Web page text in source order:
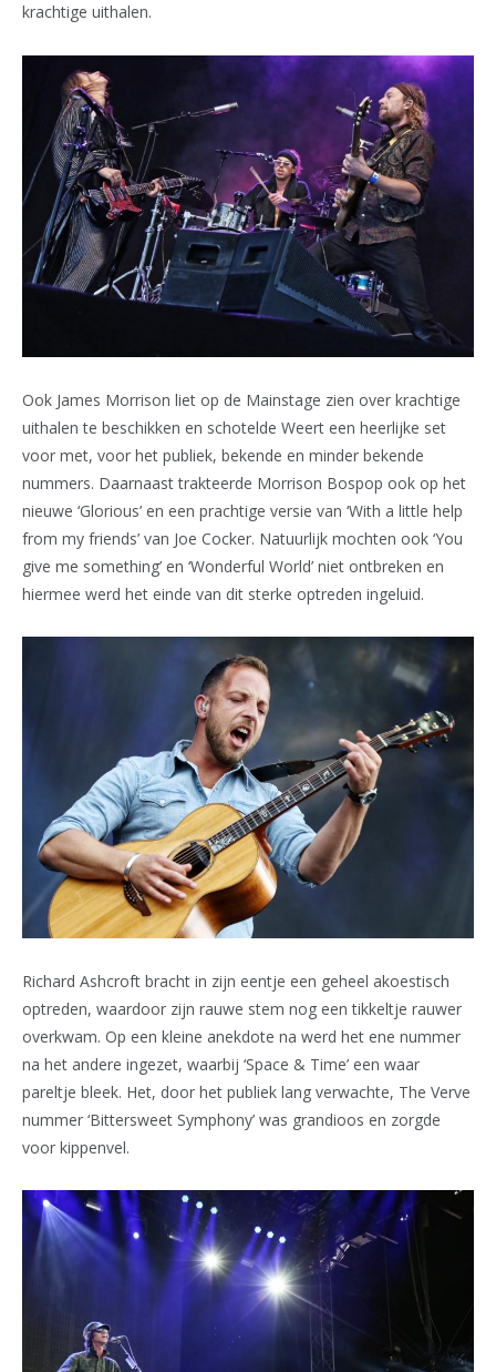
krachtige uithalen.
Ook James Morrison liet op de Mainstage zien over krachtige
uithalen te beschikken en schotelde Weert een heerlijke set
voor met, voor het publiek, bekende en minder bekende
nummers. Daarnaast trakteerde Morrison Bospop ook op het
nieuwe ‘Glorious’ en een prachtige versie van ‘With a little help
from my friends’ van Joe Cocker. Natuurlijk mochten ook ‘You
give me something’ en ‘Wonderful World’ niet ontbreken en
hiermee werd het einde van dit sterke optreden ingeluid.
Richard Ashcroft bracht in zijn eentje een geheel akoestisch
optreden, waardoor zijn rauwe stem nog een tikkeltje rauwer
overkwam. Op een kleine anekdote na werd het ene nummer
na het andere ingezet, waarbij ‘Space & Time’ een waar
pareltje bleek. Het, door het publiek lang verwachte, The Verve
nummer ‘Bittersweet Symphony’ was grandioos en zorgde
voor kippenvel.